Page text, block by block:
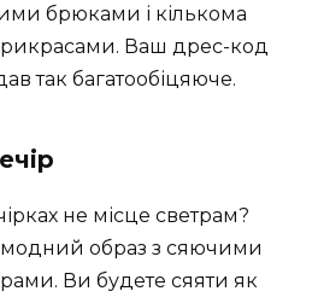
брюками і кількома
Ваш дрес-код
так багатообіцяюче.
не місце светрам?
модний образ з сяючими
Ви будете сяяти як